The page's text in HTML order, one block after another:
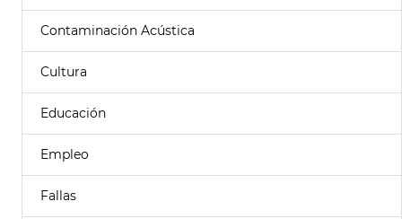
Contaminación Acústica
Cultura
Educación
Empleo
Fallas